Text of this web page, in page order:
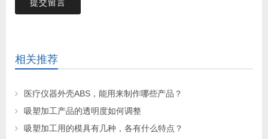
提交留言
相关推荐
医疗仪器外壳ABS，能用来制作哪些产品？
吸塑加工产品的透明度如何调整
吸塑加工用的模具有几种，各有什么特点？